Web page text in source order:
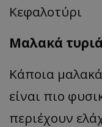
Κεφαλοτύρι
Μαλακά τυριά
Κάποια
είναι πιο
περιέχουν